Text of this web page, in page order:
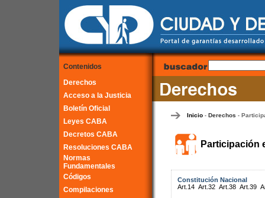
Contenidos
Derechos
Acceso a la Justicia
Boletín Oficial
Leyes CABA
Decretos CABA
Resoluciones CABA
Normas
Fundamentales
Códigos
Compilaciones
Inicio- Derechos -
Participación
Constitución Nacional
Art.14 Art.32 Art.38 Art.39